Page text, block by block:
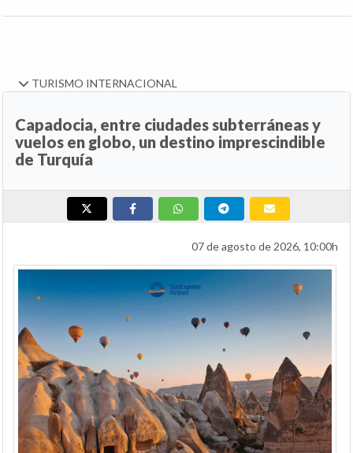
TURISMO INTERNACIONAL
Capadocia, entre ciudades subterráneas y
vuelos en globo, un destino imprescindible
de Turquía
07 de agosto de 2026, 10:00h